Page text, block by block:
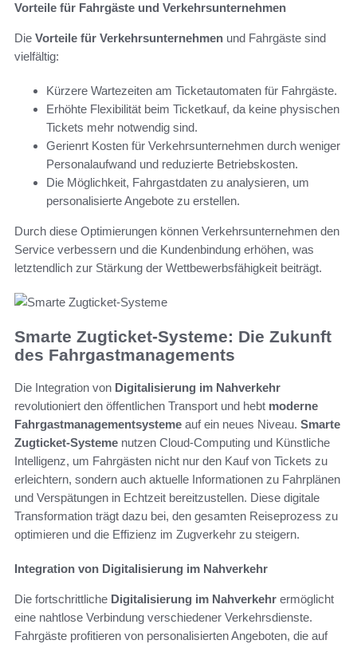
Vorteile für Fahrgäste und Verkehrsunternehmen
Die Vorteile für Verkehrsunternehmen und Fahrgäste sind
vielfältig:
Kürzere Wartezeiten am Ticketautomaten für Fahrgäste.
Erhöhte Flexibilität beim Ticketkauf, da keine physischen
Tickets mehr notwendig sind.
Gerienrt Kosten für Verkehrsunternehmen durch weniger
Personalaufwand und reduzierte Betriebskosten.
Die Möglichkeit, Fahrgastdaten zu analysieren, um
personalisierte Angebote zu erstellen.
Durch diese Optimierungen können Verkehrsunternehmen den
Service verbessern und die Kundenbindung erhöhen, was
letztendlich zur Stärkung der Wettbewerbsfähigkeit beiträgt.
Smarte Zugticket-Systeme: Die Zukunft
des Fahrgastmanagements
Die Integration von Digitalisierung im Nahverkehr
revolutioniert den öffentlichen Transport und hebt moderne
Fahrgastmanagementsysteme auf ein neues Niveau. Smarte
Zugticket-Systeme nutzen Cloud-Computing und Künstliche
Intelligenz, um Fahrgästen nicht nur den Kauf von Tickets zu
erleichtern, sondern auch aktuelle Informationen zu Fahrplänen
und Verspätungen in Echtzeit bereitzustellen. Diese digitale
Transformation trägt dazu bei, den gesamten Reiseprozess zu
optimieren und die Effizienz im Zugverkehr zu steigern.
Integration von Digitalisierung im Nahverkehr
Die fortschrittliche Digitalisierung im Nahverkehr ermöglicht
eine nahtlose Verbindung verschiedener Verkehrsdienste.
Fahrgäste profitieren von personalisierten Angeboten, die auf